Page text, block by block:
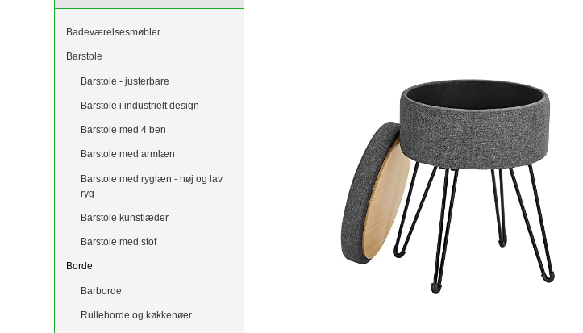
Badeværelsesmøbler
Barstole
Barstole - justerbare
Barstole i industrielt design
Barstole med 4 ben
Barstole med armlæn
Barstole med ryglæn - høj og lav
ryg
Barstole kunstlæder
Barstole med stof
Borde
Barborde
Rulleborde og køkkenøer